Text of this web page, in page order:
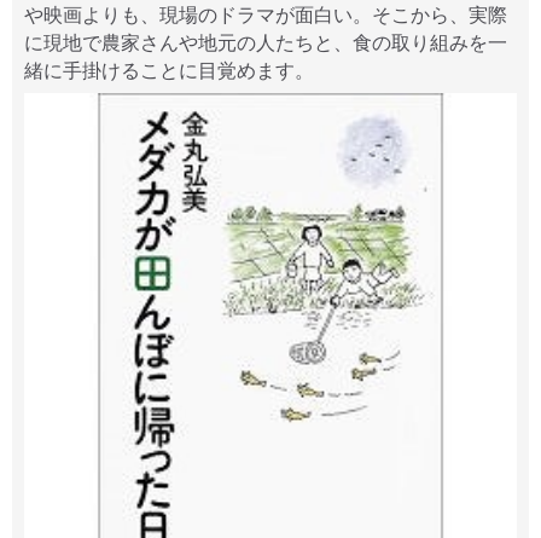
や映画よりも、現場のドラマが面白い。そこから、実際
に現地で農家さんや地元の人たちと、食の取り組みを一
緒に手掛けることに目覚めます。